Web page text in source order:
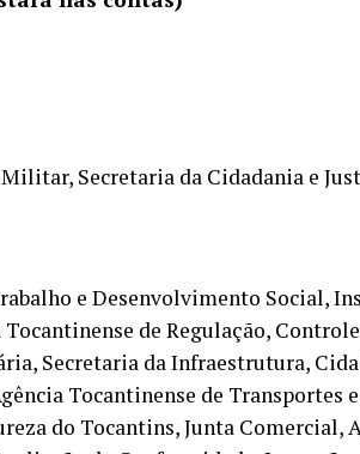
Secretaria da Cidadania e
e Desenvolvimento Social,
de Regulação,
Secretaria da Infraestrutura,
Tocantinense de Transportes
do Tocantins, Junta Comercial,